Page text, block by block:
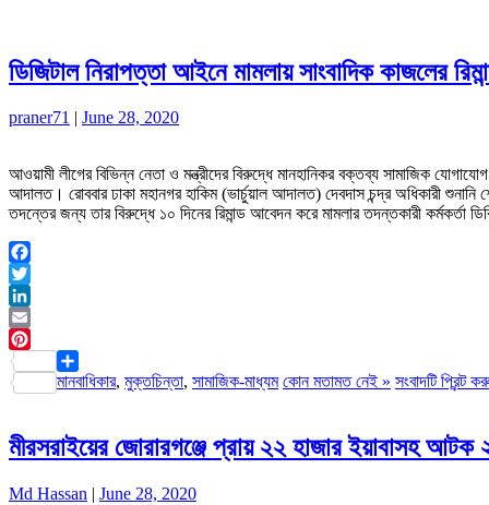
ডিজিটাল নিরাপত্তা আইনে মামলায় সাংবাদিক কাজলের
praner71 June 28, 2020
আওয়ামী লীগের বিভিন্ন নেতা ও মন্ত্রীদের বিরুদ্ধে মানহানিকর বক্তব্য সামাজিক
আদালত। রোববার ঢাকা মহানগর হাকিম (ভার্চুয়াল আদালত) দেবদাস চন্দ্র অধিকারী শুনানি
তদন্তের জন্য তার বিরুদ্ধে ১০ দিনের রিমান্ড আবেদন করে মামলার তদন্তকারী কর্মকর্তা
Facebook
Twitter
LinkedIn
Email
Pinterest
Share
মানবাধিকার, মুক্তচিন্তা, সামাজিক-মাধ্যম কোন মতামত নেই » সংবাদটি প্রিন্ট
মীরসরাইয়ের জোরারগঞ্জে প্রায় ২২ হাজার ইয়াবাসহ আটক
Md Hassan | June 28, 2020